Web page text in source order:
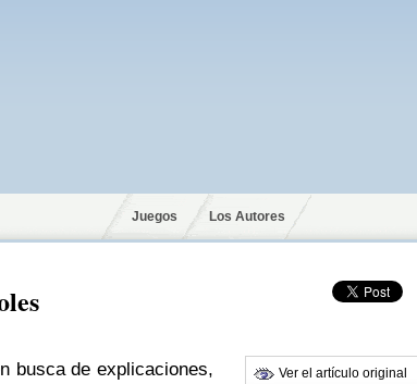
Juegos Los Autores
busca de explicaciones,
Ver el artículo original